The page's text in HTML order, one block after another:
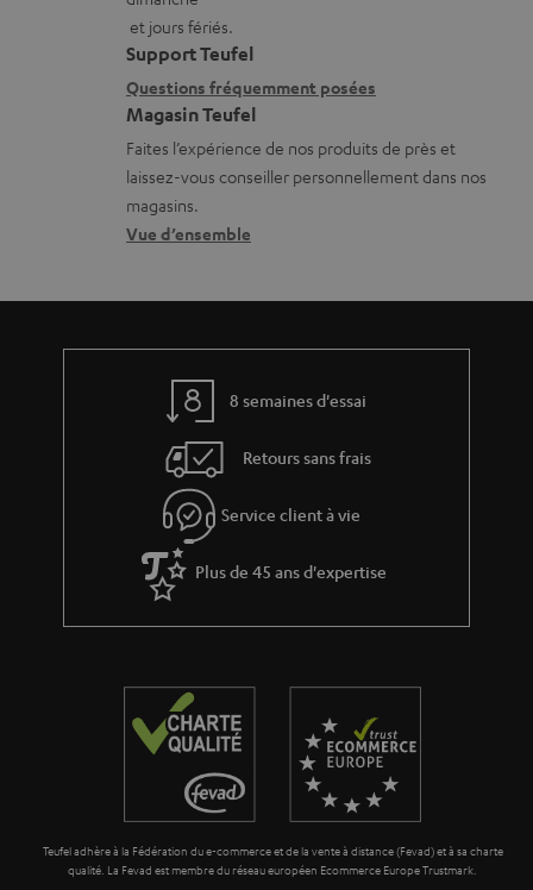
a
t
i
o
n
s
r
l
a
a
r
i
a
i
l
s
c
o
n
a
et jours fériés.
Support Teufel
Questions fréquemment posées
Magasin Teufel
Faites l’expérience de nos produits de près et
laissez-vous conseiller personnellement dans nos
magasins.
Vue d’ensemble
8 semaines d'essai
Retours sans frais
Service client à vie
Plus de 45 ans d'expertise
Teufel adhère à la Fédération du e-commerce et de la vente à distance (Fevad) et à sa charte
qualité. La Fevad est membre du réseau européen Ecommerce Europe Trustmark.